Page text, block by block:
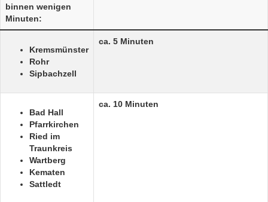
binnen wenigen
Minuten:
Kremsmünster
Rohr
Sipbachzell
ca. 5 Minuten
Bad Hall
Pfarrkirchen
Ried im
Traunkreis
Wartberg
Kematen
Sattledt
ca. 10 Minuten